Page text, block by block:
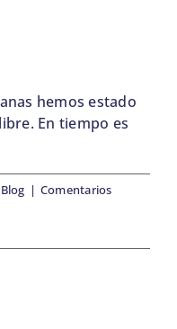
hemos estado
En tiempo es
Blog | Comentarios